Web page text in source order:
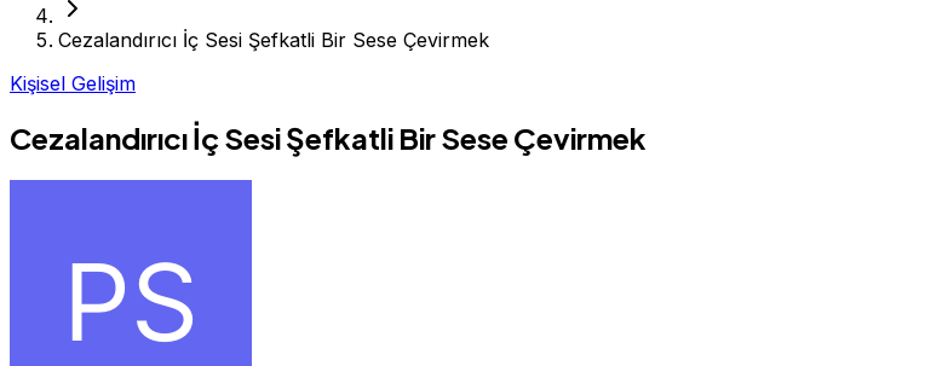
Cezalandırıcı İç Sesi Şefkatli Bir Sese Çevirmek
Kişisel Gelişim
Cezalandırıcı İç Sesi Şefkatli Bir Sese Çevirmek